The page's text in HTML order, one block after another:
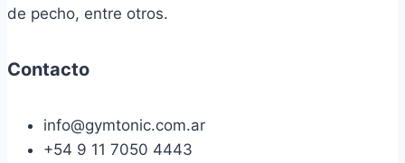
de pecho, entre otros.
Contacto
info@gymtonic.com.ar
+54 9 11 7050 4443